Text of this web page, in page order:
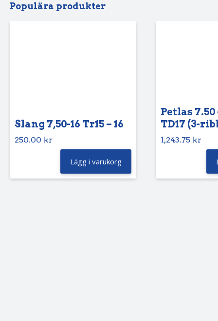
Populära produkter
Slang 7,50-16 Tr15 – 16
250.00 kr
Lägg i varukorg
Petlas 7.50
TD17 (3-
1,243.75 kr